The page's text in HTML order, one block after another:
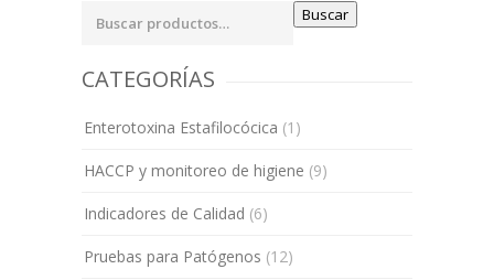
Buscar
CATEGORÍAS
Enterotoxina Estafilocócica (1)
HACCP y monitoreo de higiene (9)
Indicadores de Calidad (6)
Pruebas para Patógenos (12)